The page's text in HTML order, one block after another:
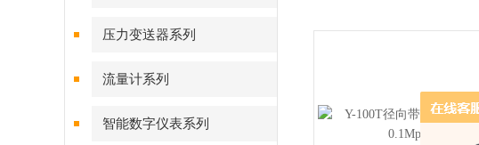
压力变送器系列
流量计系列
智能数字仪表系列